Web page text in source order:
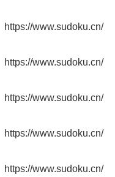
https://www.sudoku.cn/
https://www.sudoku.cn/
https://www.sudoku.cn/
https://www.sudoku.cn/
https://www.sudoku.cn/